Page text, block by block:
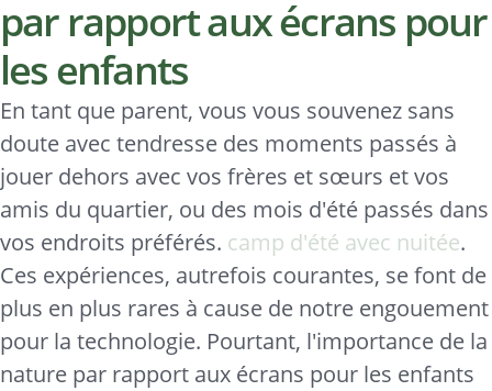
par rapport aux écrans pour
les enfants
En tant que parent, vous vous souvenez sans
doute avec tendresse des moments passés à
jouer dehors avec vos frères et sœurs et vos
amis du quartier, ou des mois d'été passés dans
vos endroits préférés. camp d'été avec nuitée.
Ces expériences, autrefois courantes, se font de
plus en plus rares à cause de notre engouement
pour la technologie. Pourtant, l'importance de la
nature par rapport aux écrans pour les enfants